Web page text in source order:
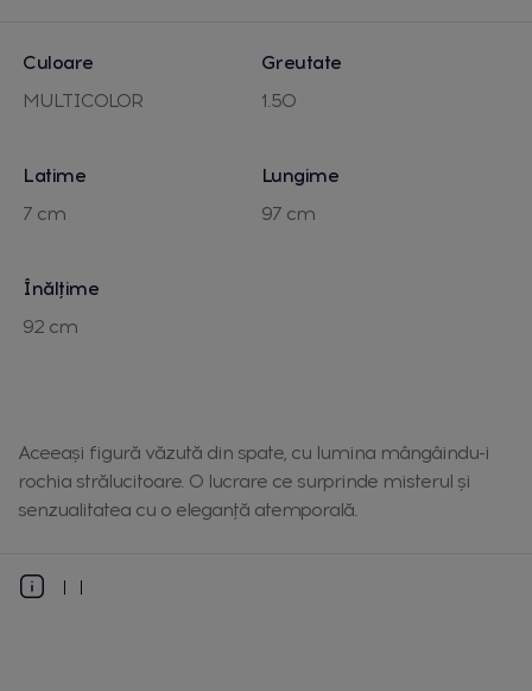
Culoare
MULTICOLOR
Greutate
1.50
Latime
7 cm
Lungime
97 cm
Înălțime
92 cm
Aceeași figură văzută din spate, cu lumina mângâindu-i
rochia strălucitoare. O lucrare ce surprinde misterul și
senzualitatea cu o eleganță atemporală.